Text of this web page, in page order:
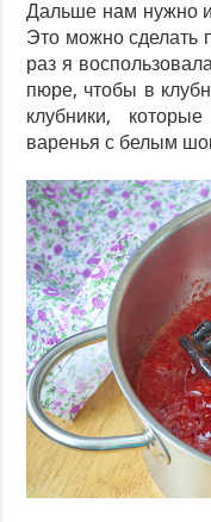
Дальше нам нужно
Это можно сделать
раз я
пюре, чтобы в
клубники,
варенья с белым